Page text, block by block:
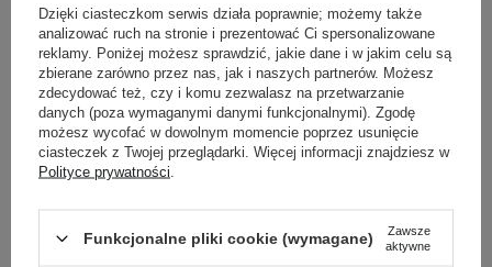
Round Lab - 1025 Dokdo
Sleeping Pack -
Regenerujący Krem-
Maska na Noc - 100ml
6
59,90 zł
50,90 zł
DODAJ DO KOSZYKA
Neutrea - Rouge Control -
Krem Łagodzący
Zaczerwienienia i Trądzik
Różowaty - 75ml
14
DODAJ DO KOSZYKA
Dzięki ciasteczkom serwis działa poprawnie; możemy także
analizować ruch na stronie i prezentować Ci spersonalizowane
reklamy. Poniżej możesz sprawdzić, jakie dane i w jakim celu są
zbierane zarówno przez nas, jak i naszych partnerów. Możesz
zdecydować też, czy i komu zezwalasz na przetwarzanie
danych (poza wymaganymi danymi funkcjonalnymi). Zgodę
możesz wycofać w dowolnym momencie poprzez usunięcie
ciasteczek z Twojej przeglądarki. Więcej informacji znajdziesz w
Polityce prywatności
Funkcjonalne pliki cookie (wymagane)
Zawsze
aktywne